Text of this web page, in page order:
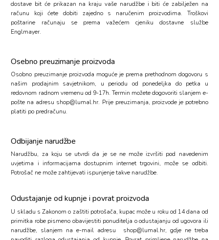
dostave bit će prikazan na kraju vaše narudžbe i biti će zabilježen na
računu koji ćete dobiti zajedno s naručenim proizvodima. Troškovi
poštarine računaju se prema važećem cjeniku dostavne službe
Englmayer.
Osebno preuzimanje proizvoda
Osobno preuzimanje proizvoda moguće je prema prethodnom dogovoru s
našim prodajnim savjetnikom, u periodu od ponedeljka do petka u
redovnom radnom vremenu od 9-17h. Termin možete dogovoriti slanjem e-
pošte na adresu shop@lumal.hr. Prije preuzimanja, proizvode je potrebno
platiti po predračunu.
Odbijanje narudžbe
Narudžbu, za koju se utvrdi da je se ne može izvršiti pod navedenim
uvjetima i informacijama dostupnim internet trgovini, može se odbiti.
Potrošač ne može zahtijevati ispunjenje takve narudžbe.
Odustajanje od kupnje i povrat proizvoda
U skladu s Zakonom o zaštiti potrošača, kupac može u roku od 14 dana od
primitka robe pismeno obavijestiti ponuditelja o odustajanju od ugovora ili
narudžbe, slanjem na e-mail adresu shop@lumal.hr, gdje ne treba